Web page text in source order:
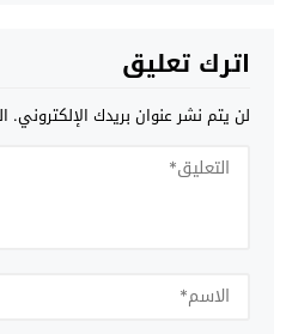
اترك تعليق
لن يتم نشر عنوان بريدك الإلكتروني.